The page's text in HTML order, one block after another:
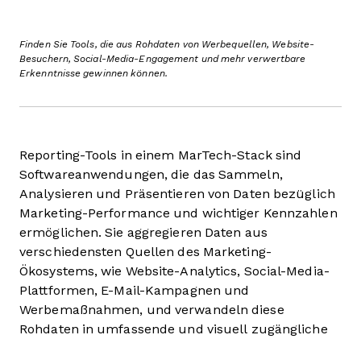
Finden Sie Tools, die aus Rohdaten von Werbequellen, Website-
Besuchern, Social-Media-Engagement und mehr verwertbare
Erkenntnisse gewinnen können.
Reporting-Tools in einem MarTech-Stack sind
Softwareanwendungen, die das Sammeln,
Analysieren und Präsentieren von Daten bezüglich
Marketing-Performance und wichtiger Kennzahlen
ermöglichen. Sie aggregieren Daten aus
verschiedensten Quellen des Marketing-
Ökosystems, wie Website-Analytics, Social-Media-
Plattformen, E-Mail-Kampagnen und
Werbemaßnahmen, und verwandeln diese
Rohdaten in umfassende und visuell zugängliche